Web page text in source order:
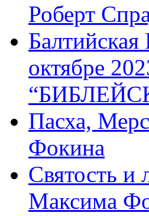
Роберт
октябре
Пасха,
Фокина
Святость
Максима